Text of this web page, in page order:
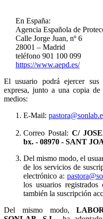
En España:
Agencia Española de
Calle Jorge Juan, nº 6
28001 – Madrid
teléfono 901 100 099
https://www.aepd.es/
El usuario podrá ejercer sus
expresa, junto a una copia
medios:
E-Mail:
Correo Postal: C/
bx. - 08970 - SANT
Del mismo modo, el
de los servicios de
electrónico a:
los usuarios
también la suscripción
Del mismo modo,